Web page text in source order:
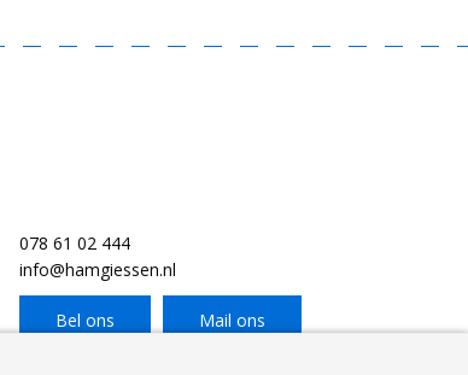
078 61 02 444
info@hamgiessen.nl
Bel ons Mail ons